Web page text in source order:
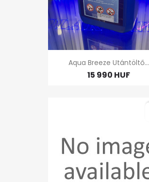
Aqua Breeze Utántöltő...
15 990 HUF